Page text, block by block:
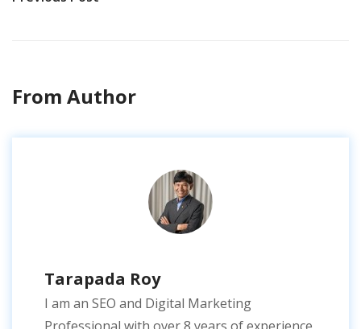
From Author
Tarapada Roy
I am an SEO and Digital Marketing